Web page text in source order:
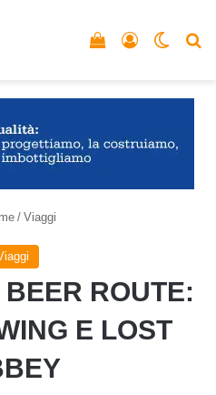
Accedi
Vedi il carrello
/ Viaggi
ROUTE:
E LOST